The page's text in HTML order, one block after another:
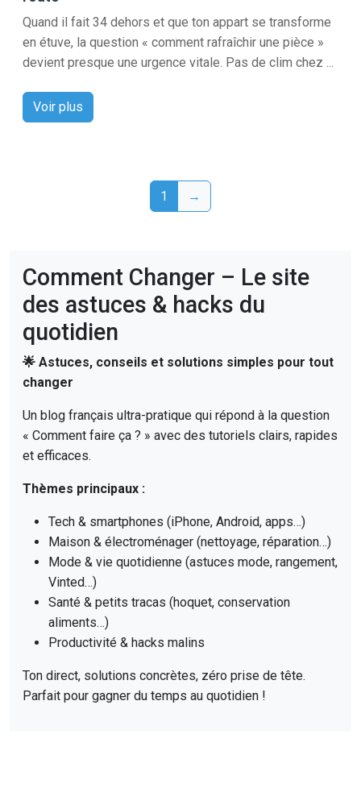
Quand il fait 34 dehors et que ton appart se transforme
en étuve, la question « comment rafraîchir une pièce »
devient presque une urgence vitale. Pas de clim chez ...
Voir plus
1 →
Comment Changer – Le site
des astuces & hacks du
quotidien
🌟 Astuces, conseils et solutions simples pour tout
changer
Un blog français ultra-pratique qui répond à la question
« Comment faire ça ? » avec des tutoriels clairs, rapides
et efficaces.
Thèmes principaux :
Tech & smartphones (iPhone, Android, apps…)
Maison & électroménager (nettoyage, réparation…)
Mode & vie quotidienne (astuces mode, rangement,
Vinted…)
Santé & petits tracas (hoquet, conservation
aliments…)
Productivité & hacks malins
Ton direct, solutions concrètes, zéro prise de tête.
Parfait pour gagner du temps au quotidien !